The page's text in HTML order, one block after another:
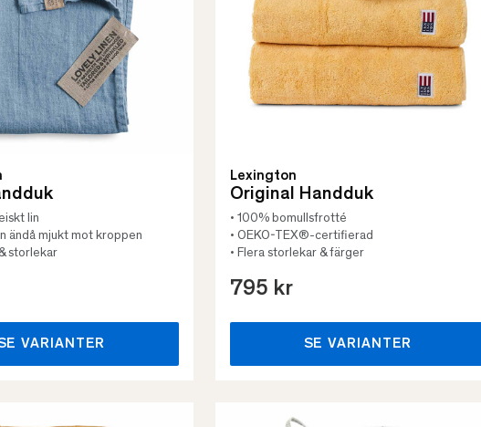
lin
ändå mjukt mot kroppen
storlekar
VARIANTER
Lexington
Original Handduk
• 100% bomullsfrotté
• OEKO-TEX®-certifierad
• Flera storlekar & färger
795 kr
SE VARIANTER